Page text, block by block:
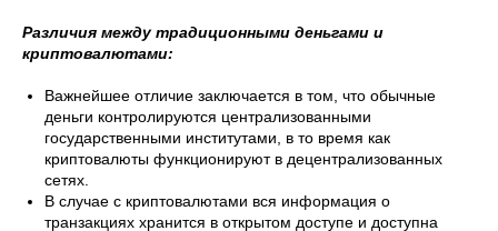
Различия между традиционными деньгами и
криптовалютами:
Важнейшее отличие заключается в том, что обычные
деньги контролируются централизованными
государственными институтами, в то время как
криптовалюты функционируют в децентрализованных
сетях.
В случае с криптовалютами вся информация о
транзакциях хранится в открытом доступе и доступна